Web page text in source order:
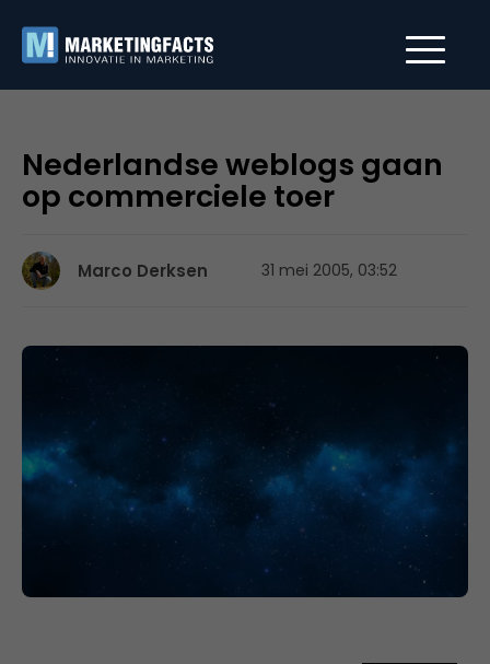
Nederlandse weblogs gaan
op commerciele toer
Marco Derksen 31 mei 2005, 03:52